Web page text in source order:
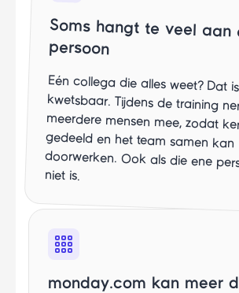
Soms hangt te veel aan
persoon
Eén collega die alles weet? Dat is
kwetsbaar. Tijdens de training nemen we
meerdere mensen mee, zodat kennis wordt
gedeeld en het team samen kan
doorwerken. Ook als die ene persoon er
niet is.
monday.com kan meer